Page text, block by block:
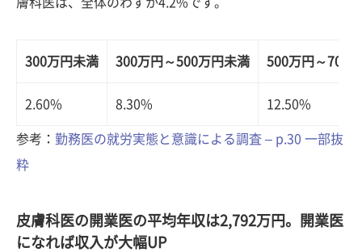
膚科医は、全体のわずか4.2%です。
300万円未満 300万円～500万円未満 500万円～700
2.60% 8.30% 12.50%
参考： 勤務医の就労実態と意識による調査 – p.30 一部抜
粋
皮膚科医の開業医の平均年収は2,792万円。開業医
になれば収入が大幅UP